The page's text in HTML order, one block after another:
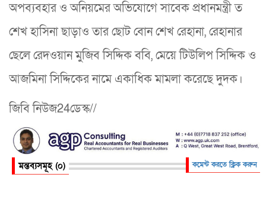
অপব্যবহার ও অনিয়মের অভিযোগে সাবেক প্রধানমন্ত্রী ত
শেখ হাসিনা ছাড়াও তার ছোট বোন শেখ রেহানা, রেহানার
ছেলে রেদওয়ান মুজিব সিদ্দিক ববি, মেয়ে টিউলিপ সিদ্দিক ও
আজমিনা সিদ্দিকের নামে একাধিক মামলা করেছে দুদক।
জিবি নিউজ24ডেস্ক//
মন্তব্যসমূহ (০) কমেন্ট করতে ক্লিক করুন